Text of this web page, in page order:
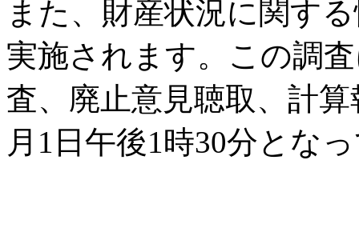
また、財産状況に関す
実施されます。この調
査、廃止意見聴取、計
月1日午後1時30分とな